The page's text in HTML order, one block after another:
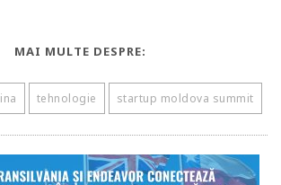
MAI MULTE DESPRE:
tehnologie startup moldova summit